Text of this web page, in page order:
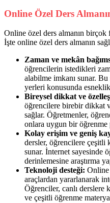
Online Özel Ders
Online özel ders almanın birçok
İşte online özel ders almanın
Zaman ve mekân
öğrencilerin istedikleri
alabilme imkanı sunar.
yerleri konusunda esneklik
Bireysel dikkat ve
öğrencilere birebir dikkat
sağlar. Öğretmenler,
onlara uygun bir öğrenme
Kolay erişim ve geniş
dersler, öğrencilere çeşitli
sunar. İnternet sayesinde
derinlemesine araştırma
Teknoloji desteği:
araçlardan yararlanarak
Öğrenciler, canlı derslere
ve çeşitli öğrenme